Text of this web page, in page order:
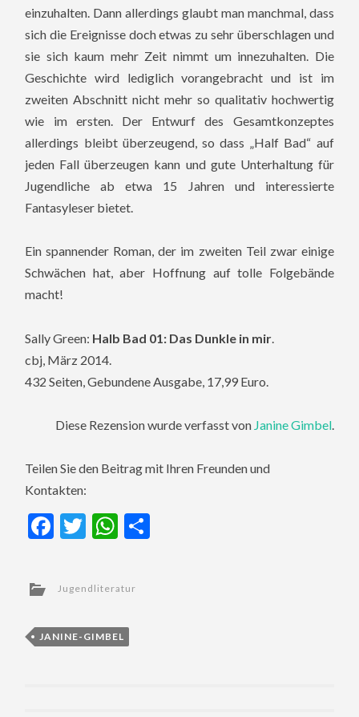
einzuhalten. Dann allerdings glaubt man manchmal, dass
sich die Ereignisse doch etwas zu sehr überschlagen und
sie sich kaum mehr Zeit nimmt um innezuhalten. Die
Geschichte wird lediglich vorangebracht und ist im
zweiten Abschnitt nicht mehr so qualitativ hochwertig
wie im ersten. Der Entwurf des Gesamtkonzeptes
allerdings bleibt überzeugend, so dass „Half Bad“ auf
jeden Fall überzeugen kann und gute Unterhaltung für
Jugendliche ab etwa 15 Jahren und interessierte
Fantasyleser bietet.
Ein spannender Roman, der im zweiten Teil zwar einige
Schwächen hat, aber Hoffnung auf tolle Folgebände
macht!
Sally Green: Halb Bad 01: Das Dunkle in mir
cbj, März 2014.
432 Seiten, Gebundene Ausgabe, 17,99 Euro.
Diese Rezension wurde verfasst von Janine Gimbel.
Teilen Sie den Beitrag mit Ihren Freunden und
Kontakten:
Facebook
TwitterWhatsApp
Jugendliteratur
JANINE-GIMBEL